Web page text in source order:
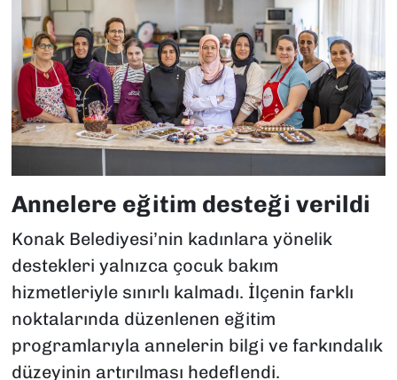
Annelere eğitim desteği verildi
Konak Belediyesi’nin kadınlara yönelik
destekleri yalnızca çocuk bakım
hizmetleriyle sınırlı kalmadı. İlçenin farklı
noktalarında düzenlenen eğitim
programlarıyla annelerin bilgi ve farkındalık
düzeyinin artırılması hedeflendi.